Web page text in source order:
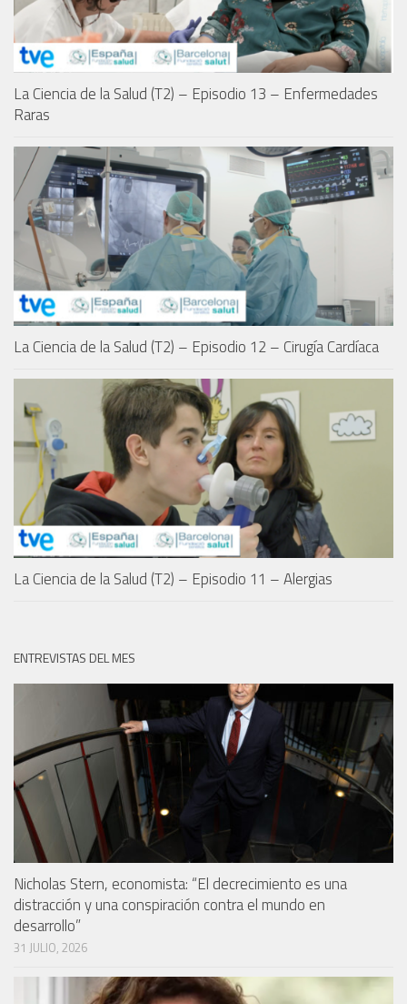
La Ciencia de la Salud (T2) – Episodio 13 – Enfermedades
Raras
La Ciencia de la Salud (T2) – Episodio 12 – Cirugía Cardíaca
La Ciencia de la Salud (T2) – Episodio 11 – Alergias
ENTREVISTAS DEL MES
Nicholas Stern, economista: “El decrecimiento es una
distracción y una conspiración contra el mundo en
desarrollo”
31 JULIO, 2026